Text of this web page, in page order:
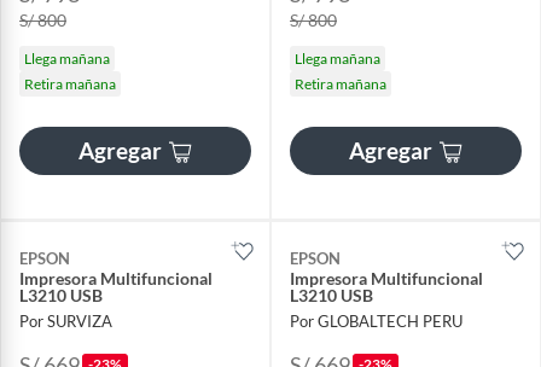
S/ 800
Llega mañana
Retira mañana
Agregar
S/ 800
Llega mañana
Retira mañana
Agregar
EPSON
Impresora Multifuncional
L3210 USB
Por SURVIZA
EPSON
Impresora Multifuncional
L3210 USB
Por GLOBALTECH PERU